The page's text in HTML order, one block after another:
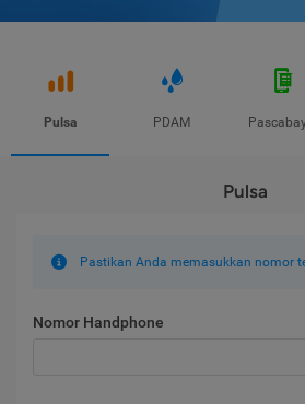
Pulsa PDAM
Pulsa
Pastikan Anda memasukkan nomor
Nomor Handphone